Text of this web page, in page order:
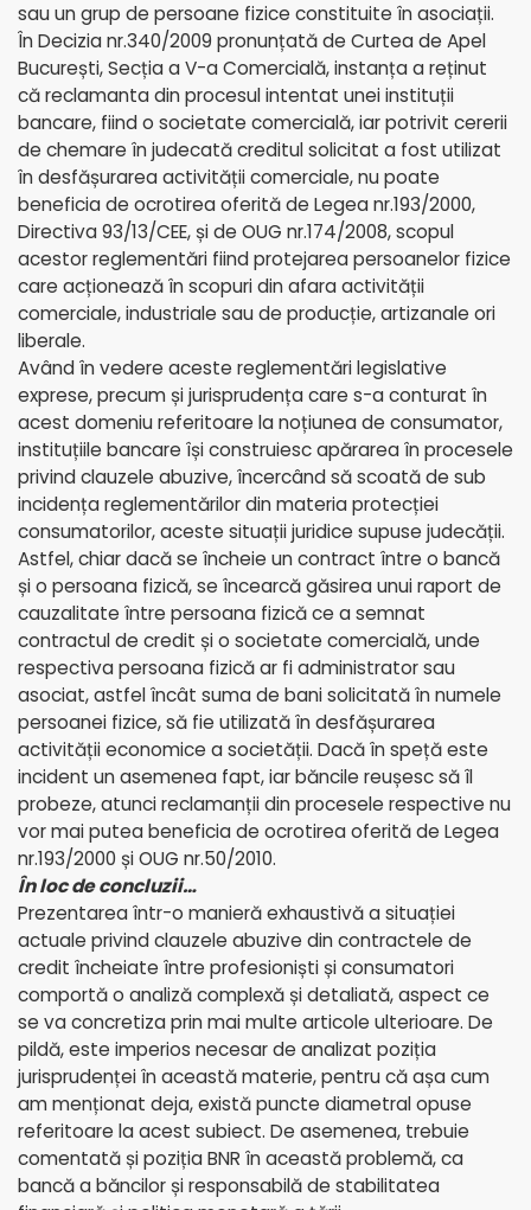
sau un grup de persoane fizice constituite în asociații.
În Decizia nr.340/2009 pronunțată de Curtea de Apel
București, Secția a V-a Comercială, instanța a reținut
că reclamanta din procesul intentat unei instituții
bancare, fiind o societate comercială, iar potrivit cererii
de chemare în judecată creditul solicitat a fost utilizat
în desfășurarea activității comerciale, nu poate
beneficia de ocrotirea oferită de Legea nr.193/2000,
Directiva 93/13/CEE, și de OUG nr.174/2008, scopul
acestor reglementări fiind protejarea persoanelor fizice
care acționează în scopuri din afara activității
comerciale, industriale sau de producție, artizanale ori
liberale.
Având în vedere aceste reglementări legislative
exprese, precum și jurisprudența care s-a conturat în
acest domeniu referitoare la noțiunea de consumator,
instituțiile bancare își construiesc apărarea în procesele
privind clauzele abuzive, încercând să scoată de sub
incidența reglementărilor din materia protecției
consumatorilor, aceste situații juridice supuse judecății.
Astfel, chiar dacă se încheie un contract între o bancă
și o persoana fizică, se încearcă găsirea unui raport de
cauzalitate între persoana fizică ce a semnat
contractul de credit și o societate comercială, unde
respectiva persoana fizică ar fi administrator sau
asociat, astfel încât suma de bani solicitată în numele
persoanei fizice, să fie utilizată în desfășurarea
activității economice a societății. Dacă în speță este
incident un asemenea fapt, iar băncile reușesc să îl
probeze, atunci reclamanții din procesele respective nu
vor mai putea beneficia de ocrotirea oferită de Legea
nr.193/2000 și OUG nr.50/2010.
În loc de concluzii…
Prezentarea într-o manieră exhaustivă a situației
actuale privind clauzele abuzive din contractele de
credit încheiate între profesioniști și consumatori
comportă o analiză complexă și detaliată, aspect ce
se va concretiza prin mai multe articole ulterioare. De
pildă, este imperios necesar de analizat poziția
jurisprudenței în această materie, pentru că așa cum
am menționat deja, există puncte diametral opuse
referitoare la acest subiect. De asemenea, trebuie
comentată și poziția BNR în această problemă, ca
bancă a băncilor și responsabilă de stabilitatea